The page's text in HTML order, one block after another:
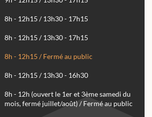
8h - 12h15 / 13h30 - 17h15
8h - 12h15 / 13h30 - 17h15
8h - 12h15 / Fermé au public
8h - 12h15 / 13h30 - 16h30
8h - 12h (ouvert le 1er et 3ème samedi du
mois, fermé juillet/août) / Fermé au public